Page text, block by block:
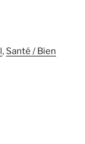
, Santé / Bien